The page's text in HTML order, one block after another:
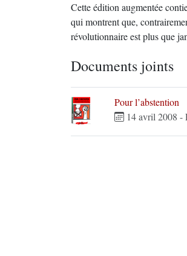
Cette édition augmentée
qui montrent que,
révolutionnaire est plus que
Documents joints
Pour l’abstention
14 avril 2008 -